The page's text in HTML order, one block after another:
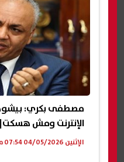
مصطفى بكري:
الإنترنت ومش
الإثنين 04/05/2026 07:54 م